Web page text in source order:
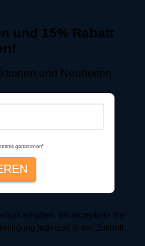
und 15% Rabatt
und Neuheiten
erhalten. Ich akzeptiere die
jederzeit in der Zukunft